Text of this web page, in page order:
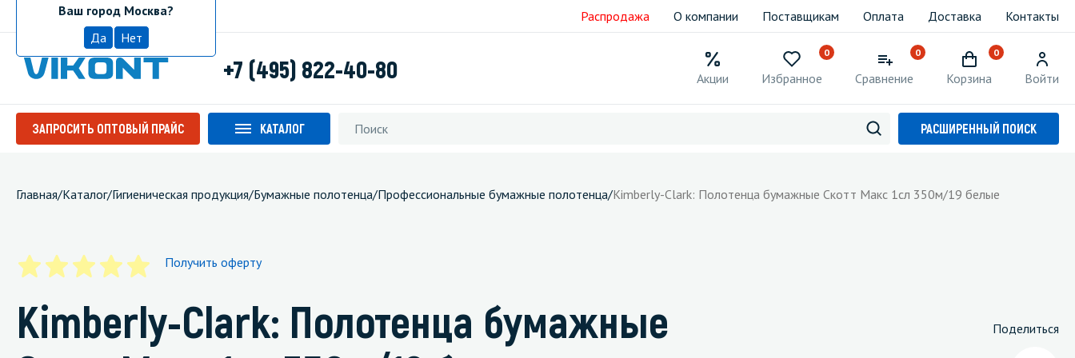
МоскваВаш город Москва?
Да
Нет
Распродажа О компании Поставщикам Оплата Доставка Контакты
+7 (495) 822-40-80 Акции
0
Избранное
0
Сравнение
0
Корзина Войти
ЗАПРОСИТЬ ОПТОВЫЙ ПРАЙС КАТАЛОГ РАСШИРЕННЫЙ ПОИСК
Главная/Каталог/Гигиеническая продукция/Бумажные полотенца/Профессиональные бумажные полотенца/Kimberly-Clark: Полотенца бумажные Скотт Макс 1сл 350м/19 белые
Получить оферту
Поделиться
Kimberly-Clark: Полотенца бумажные